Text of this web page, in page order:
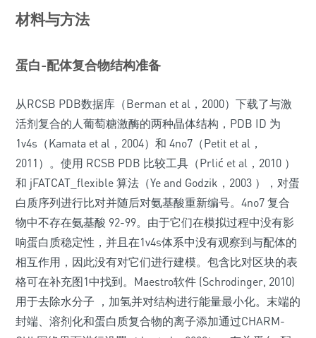
材料与方法
蛋白-配体复合物结构准备
从RCSB PDB数据库（Berman et al，2000）下载了与激
活剂复合的人葡萄糖激酶的两种晶体结构，PDB ID 为
1v4s（Kamata et al，2004）和 4no7（Petit et al，
2011）。使用 RCSB PDB 比较工具（Prlić et al，2010 ）
和 jFATCAT_flexible 算法（Ye and Godzik，2003 ），对蛋
白质序列进行比对并随后对氨基酸重新编号。4no7 复合
物中不存在氨基酸 92-99。由于它们在模拟过程中没有影
响蛋白质稳定性，并且在1v4s体系中没有观察到与配体的
相互作用，因此没有对它们进行建模。包含比对区块的表
格可在补充图1中找到。Maestro软件 (Schrodinger, 2010)
用于去除水分子 ，加氢并对结构进行能量最小化。末端的
封端、溶剂化和蛋白质复合物的离子添加通过CHARM-